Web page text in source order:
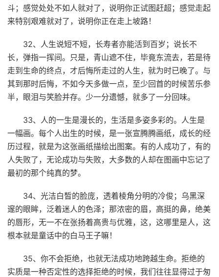
斗；感觉处处不如人就对了，说明你正试图赶超；感觉走起
来特别艰难就对了，说明你正在走上坡路！
32、人生说短不短，长寿者亦能活到百岁；说长不
长，弹指一挥间。只是，青山遮不住，毕竟东流去，若是待
走到生命的终点，才后悔所走过的人生，就为时已晚了。与
其到那时后悔，不如今天多做一点，至少回首的时候苦乐参
半，眼泪与笑脸并存。少一分遗憾，就多了一分回味。
33、人的一生是漫长的，生活是多姿多彩的。人生是
一幅画。每个人出生的时候，是一张宣腾腾画纸，成长的经
历过程，就是为这张画纸描绘出图案。有的人成功了，有的
人失败了，无论成功与失败，大多数的人却在图画中忘记了
最初的那个纯真的梦。
34、光洁白皙的脸庞，透着棱角分明的冷俊；乌黑深
邃的眼眸，泛着迷人的色泽；那浓密的眉，高挺的鼻，绝美
的唇形，无一不在张扬着高贵与优雅，这，这哪里是人，这
根本就是童话中的白马王子嘛！
35、你不会拒绝，也就无法成功地跨越生命。拒绝的
实质是一种否定性的选择拒绝的时候，我们往往显得过于匆